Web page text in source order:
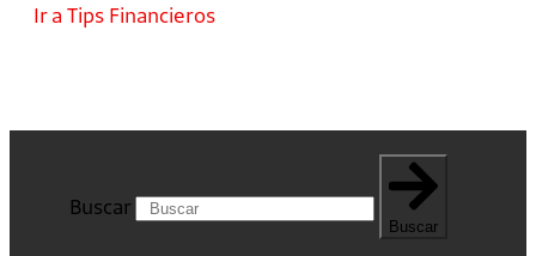
Ir a Tips Financieros
Buscar
Buscar